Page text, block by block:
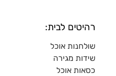
רהיטים לבית:
שולחנות אוכל
שידות מגירה
כסאות אוכל